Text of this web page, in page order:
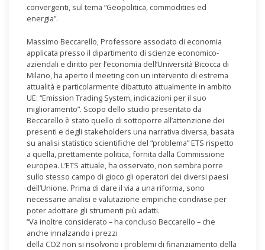
convergenti, sul tema “Geopolitica, commodities ed
energia”.
Massimo Beccarello, Professore associato di economia
applicata presso il dipartimento di scienze economico-
aziendali e diritto per l’economia dell’Università Bicocca di
Milano, ha aperto il meeting con un intervento di estrema
attualità e particolarmente dibattuto attualmente in ambito
UE: “Emission Trading System, indicazioni per il suo
miglioramento”. Scopo dello studio presentato da
Beccarello è stato quello di sottoporre all’attenzione dei
presenti e degli stakeholders una narrativa diversa, basata
su analisi statistico scientifiche del “problema” ETS rispetto
a quella, prettamente politica, fornita dalla Commissione
europea. L’ETS attuale, ha osservato, non sembra porre
sullo stesso campo di gioco gli operatori dei diversi paesi
dell’Unione. Prima di dare il via a una riforma, sono
necessarie analisi e valutazione empiriche condivise per
poter adottare gli strumenti più adatti.
“Va inoltre considerato – ha concluso Beccarello – che
anche innalzando i prezzi
della CO2 non si risolvono i problemi di finanziamento della